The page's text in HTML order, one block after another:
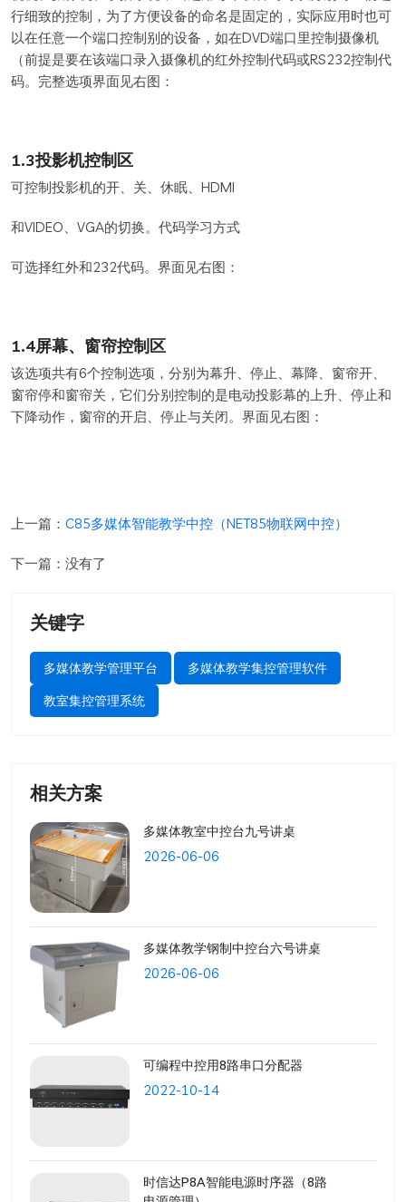
行细致的控制，为了方便设备的命名是固定的，实际应用时也可
以在任意一个端口控制别的设备，如在DVD端口里控制摄像机
（前提是要在该端口录入摄像机的红外控制代码或RS232控制代
码。完整选项界面见右图：
1.3投影机控制区
可控制投影机的开、关、休眠、HDMI
和VIDEO、VGA的切换。代码学习方式
可选择红外和232代码。界面见右图：
1.4屏幕、窗帘控制区
该选项共有6个控制选项，分别为幕升、停止、幕降、窗帘开、
窗帘停和窗帘关，它们分别控制的是电动投影幕的上升、停止和
下降动作，窗帘的开启、停止与关闭。界面见右图：
上一篇： C85多媒体智能教学中控（NET85物联网中控）
下一篇：没有了
关键字
多媒体教学管理平台
多媒体教学集控管理软件
教室集控管理系统
相关方案
多媒体教室中控台九号讲桌
2026-06-06
多媒体教学钢制中控台六号讲桌
2026-06-06
可编程中控用8路串口分配器
2022-10-14
时信达P8A智能电源时序器（8路